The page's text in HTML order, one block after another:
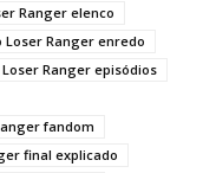
Ranger elenco
Loser Ranger enredo
Loser Ranger episódios
fandom
final explicado